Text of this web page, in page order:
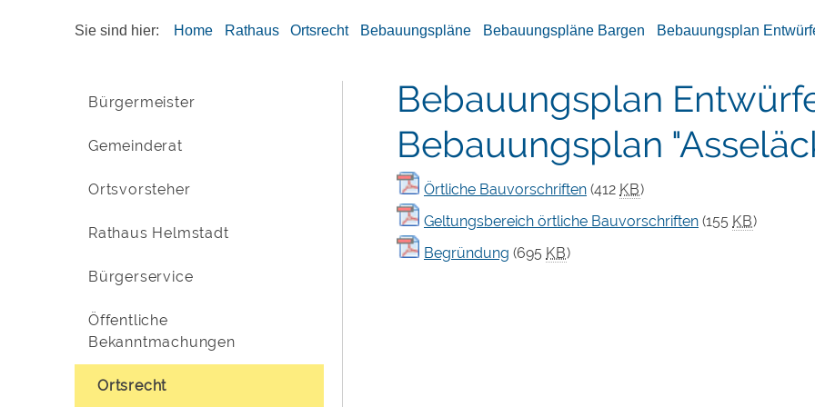
Sie sind hier: Home Rathaus Ortsrecht Bebauungspläne Bebauungspläne Bargen Bebauungsplan
Bürgermeister
Gemeinderat
Ortsvorsteher
Rathaus Helmstadt
Bürgerservice
Öffentliche
Bekanntmachungen
Ortsrecht
Bebauungsplan
Bebauungsplan
Örtliche Bauvorschriften (412 KB)
Geltungsbereich örtliche Bauvorschriften (155 KB)
Begründung (695 KB)